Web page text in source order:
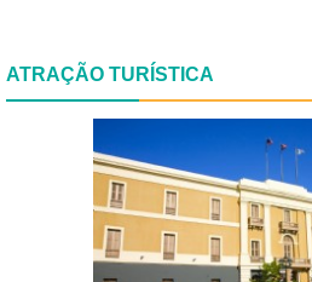
ATRAÇÃO TURÍSTICA